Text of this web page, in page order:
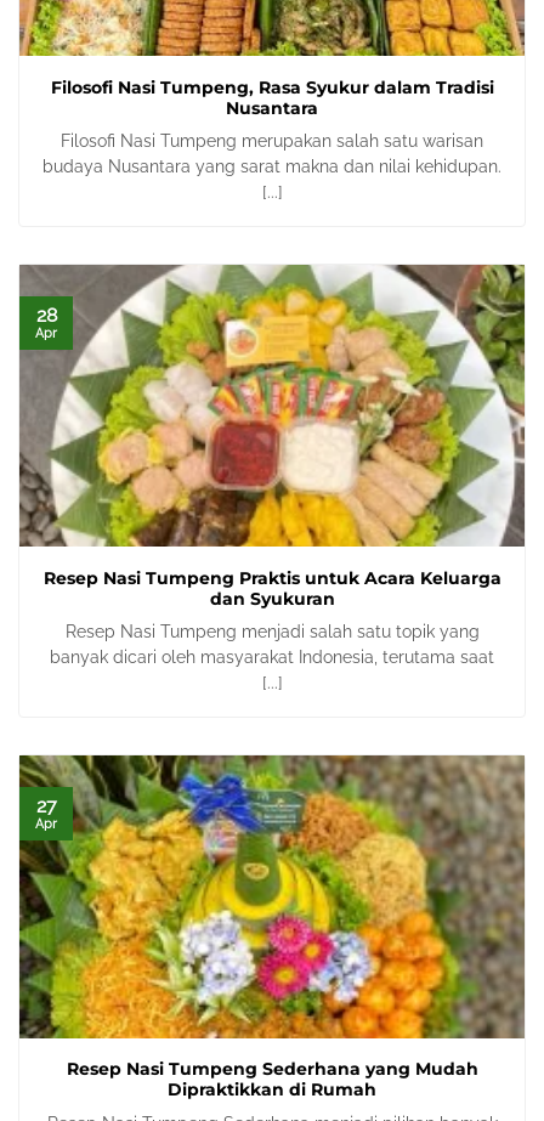
Filosofi Nasi Tumpeng, Rasa Syukur dalam Tradisi
Nusantara
Filosofi Nasi Tumpeng merupakan salah satu warisan
budaya Nusantara yang sarat makna dan nilai kehidupan.
[...]
Resep Nasi Tumpeng Praktis untuk Acara Keluarga
dan Syukuran
Resep Nasi Tumpeng menjadi salah satu topik yang
banyak dicari oleh masyarakat Indonesia, terutama saat
[...]
28
Apr
Resep Nasi Tumpeng Sederhana yang Mudah
Dipraktikkan di Rumah
27
Apr